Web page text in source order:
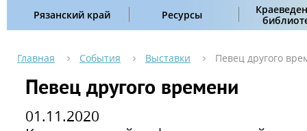
Рязанский край Ресурсы
Главная События Выставки Певец другого
Певец другого времени
01.11.2020